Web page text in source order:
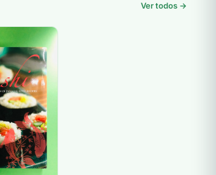
Ver todos →